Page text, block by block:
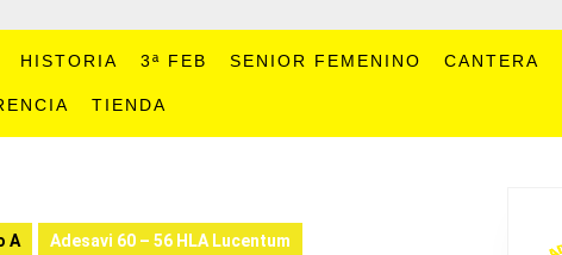
HISTORIA 3ª FEB SENIOR FEMENINO CANTERA
TIENDA
A Adesavi 60 – 56 HLA Lucentum